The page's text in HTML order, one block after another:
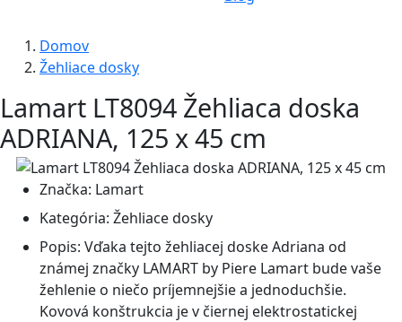
Domov
Žehliace dosky
Lamart LT8094 Žehliaca doska
ADRIANA, 125 x 45 cm
Značka: Lamart
Kategória: Žehliace dosky
Popis: Vďaka tejto žehliacej doske Adriana od
známej značky LAMART by Piere Lamart bude vaše
žehlenie o niečo príjemnejšie a jednoduchšie.
Kovová konštrukcia je v čiernej elektrostatickej